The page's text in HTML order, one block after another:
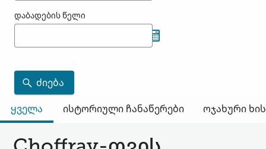
დაბადების წელი
ᲫᲘᲔᲑᲐ
ყველა
ისტორიული ჩანაწერები ოჯახური